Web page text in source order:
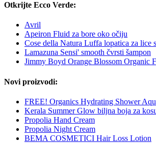
Otkrijte Ecco Verde:
Avril
Apeiron Fluid za bore oko očiju
Cose della Natura Luffa lopatica za lice
Lamazuna Sensi' smooth čvrsti šampon
Jimmy Boyd Orange Blossom Organic
Novi proizvodi:
FREE! Organics Hydrating Shower
Kerala Summer Glow biljna boja za
Propolia Hand Cream
Propolia Night Cream
BEMA COSMETICI Hair Loss Lotion